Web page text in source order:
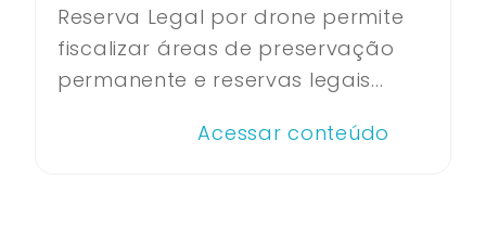
Reserva Legal por drone permite
fiscalizar áreas de preservação
permanente e reservas legais...
Acessar conteúdo